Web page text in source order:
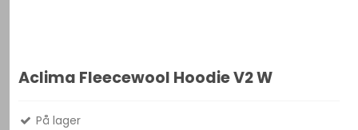
Aclima Fleecewool Hoodie V2 W
På lager